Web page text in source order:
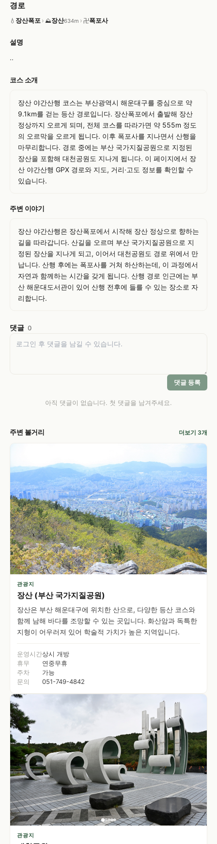
경로
💧 장산폭포 › ⛰장산634m › 卍폭포사
설명
..
코스 소개
장산 야간산행 코스는 부산광역시 해운대구를 중심으로 약
9.1km를 걷는 등산 경로입니다. 장산폭포에서 출발해 장산
정상까지 오르게 되며, 전체 코스를 따라가면 약 555m 정도
의 오르막을 오르게 됩니다. 이후 폭포사를 지나면서 산행을
마무리합니다. 경로 중에는 부산 국가지질공원으로 지정된
장산을 포함해 대천공원도 지나게 됩니다. 이 페이지에서 장
산 야간산행 GPX 경로와 지도, 거리·고도 정보를 확인할 수
있습니다.
주변 이야기
장산 야간산행은 장산폭포에서 시작해 장산 정상으로 향하는
길을 따라갑니다. 산길을 오르며 부산 국가지질공원으로 지
정된 장산을 지나게 되고, 이어서 대천공원도 경로 위에서 만
납니다. 산행 후에는 폭포사를 거쳐 하산하는데, 이 과정에서
자연과 함께하는 시간을 갖게 됩니다. 산행 경로 인근에는 부
산 해운대도서관이 있어 산행 전후에 들를 수 있는 장소로 자
리합니다.
댓글 0
댓글 등록
아직 댓글이 없습니다. 첫 댓글을 남겨주세요.
주변 볼거리 더보기 3개
관광지
장산 (부산 국가지질공원)
장산은 부산 해운대구에 위치한 산으로, 다양한 등산 코스와
함께 남해 바다를 조망할 수 있는 곳입니다. 화산암과 독특한
지형이 어우러져 있어 학술적 가치가 높은 지역입니다.
운영시간상시 개방
휴무
연중무휴
주차
가능
문의
051-749-4842
관광지